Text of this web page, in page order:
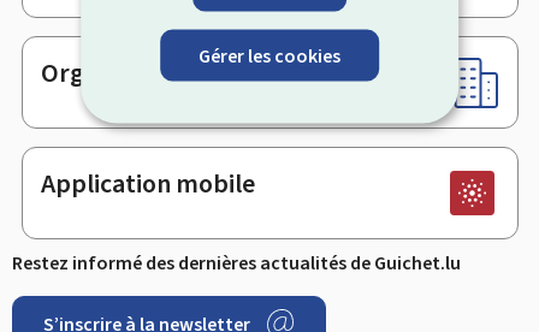
Gérer les cookies
Organismes
Application mobile
Restez informé des dernières actualités de Guichet.lu
S’inscrire à la newsletter